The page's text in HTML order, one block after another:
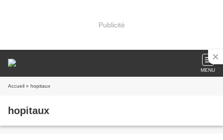
Publicité
MENU
Accueil » hopitaux
hopitaux